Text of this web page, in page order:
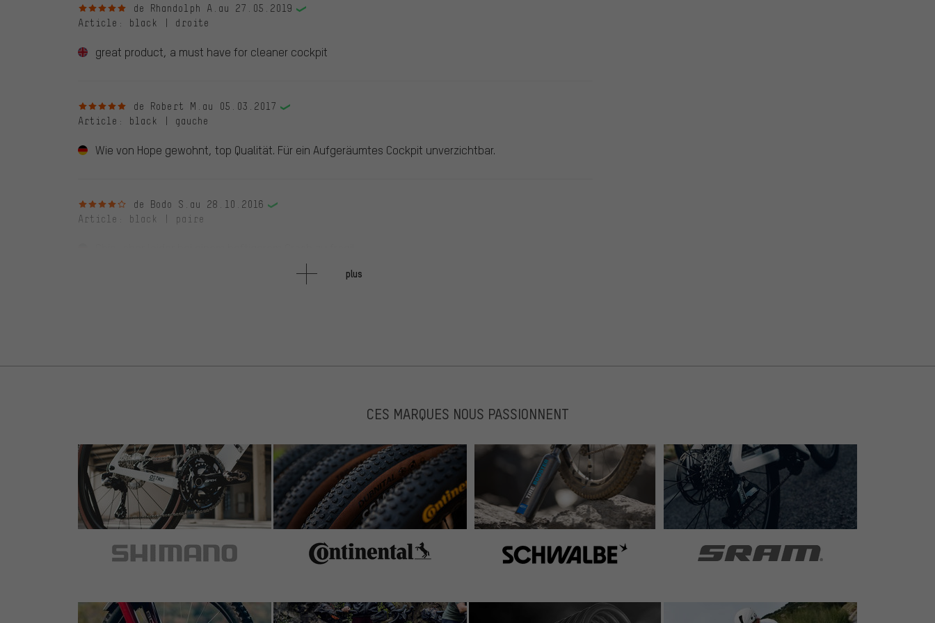
5 sur 5 étoilesde Rhandolph A. au 27.05.2019
Article : black | droite
great product, a must have for cleaner cockpit
5 sur 5 étoilesde Robert M. au 05.03.2017
Article : black | gauche
Wie von Hope gewohnt, top Qualität. Für ein Aufgeräumtes Cockpit unverzichtbar.
4 sur 5 étoilesde Bodo S. au 28.10.2016
Article : black | paire
Waren erforderlich für ein aufgeräumtes Cockpit
5 sur 5 étoilesde Philipp G.au 04.06.2014
Article: black | paire
Sehr praktisch. Die Hebelklemmen für die Tech 3 Hebel sorgen dafür, dass das Cockpit aufgeräumt
aussieht. Die Installation ist denkbar einfach und dauert nur ein paar Minuten. Die Hebelklemmen sind
plus
CES MARQUES NOUS PASSIONNENT